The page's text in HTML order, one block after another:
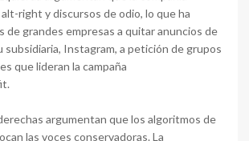
right y discursos de odio, lo que ha
de grandes empresas a quitar anuncios de
subsidiaria, Instagram, a petición de grupos
que lideran la campaña
argumentan que los algoritmos de
las voces conservadoras. La